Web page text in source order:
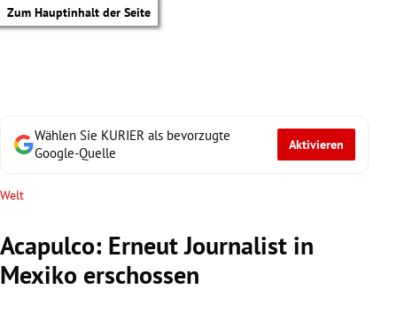
Zum Hauptinhalt der Seite
Wählen Sie KURIER als bevorzugte
Google-Quelle
Aktivieren
Welt
Acapulco: Erneut Journalist in
Mexiko erschossen